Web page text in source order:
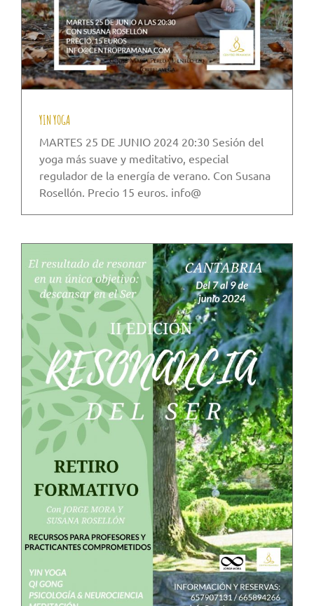
YIN YOGA
MARTES 25 DE JUNIO 2024 20:30 Sesión del
yoga más suave y meditativo, especial
regulador de la energía de verano. Con Susana
Rosellón. Precio 15 euros. info@